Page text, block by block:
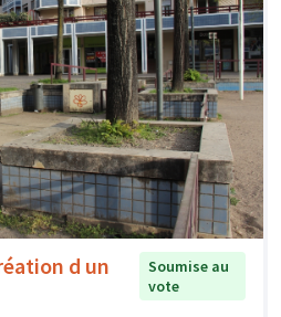
d un
Soumise au
vote